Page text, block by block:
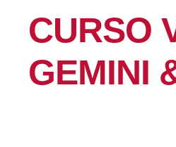
CURSO
GEMINI